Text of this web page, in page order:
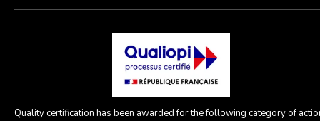
Quality certification has been awarded for the following category of